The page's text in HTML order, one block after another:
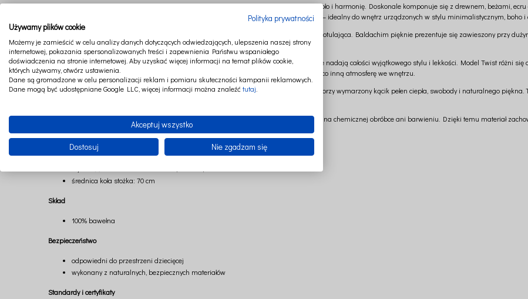
Waniliowy odcień inspirowany naturalnym kolorem bawełny wnosi do wnętrza światło, ciepło i harmonię. Doskonale komponuje się z drewnem, beżami,
aranżacje pełne naturalnego uroku. To kolor subtelny, a jednocześnie niezwykle elegancki – idealny do wnętrz urządzonych w stylu minimalistycznym, boho i
Większy rozmiar baldachimu sprawia, że aranżacja staje się jeszcze bardziej efektowna i otulająca. Baldachim pięknie prezentuje się zawieszony przy
budując wyjątkową atmosferę pełną ciepła i spokoju.
Charakterystycznym elementem baldachimu są dekoracyjne frędzle zdobiące kopułę, które nadają całości wyjątkowego stylu i lekkości. Model Twist różni
dzięki czemu każda z wersji posiada swój indywidualny charakter i pozwala stworzyć nieco inną atmosferę we wnętrzu.
W połączeniu z poduszkami z kolekcji Boho, matą podłogową lub kokonem baldachim tworzy wymarzony kącik pełen ciepła, swobody i naturalnego
Kolekcja Boho została wykonana z naturalnej tkaniny bawełnianej, która nie jest poddawana chemicznej obróbce ani barwieniu. Dzięki temu materiał
tkaninie są naturalnym elementem świadczącym o jej pochodzeniu i zgodności z naturą.
Wymiary
średnica koła stożka: 70 cm
Skład
100% bawełna
Bezpieczeństwo
odpowiedni do przestrzeni dziecięcej
wykonany z naturalnych, bezpiecznych materiałów
Standardy i certyfikaty
Polityka prywatności
Używamy plików cookie
Możemy je zamieścić w celu analizy danych dotyczących odwiedzających, ulepszenia naszej strony
internetowej, pokazania spersonalizowanych treści i zapewnienia Państwu wspaniałego
doświadczenia na stronie internetowej. Aby uzyskać więcej informacji na temat plików cookie,
których używamy, otwórz ustawienia.
Dane są gromadzone w celu personalizacji reklam i pomiaru skuteczności kampanii reklamowych.
Dane mogą być udostępniane Google LLC, więcej informacji można znaleźć tutaj
Akceptuj wszystko
Dostosuj Nie zgadzam się